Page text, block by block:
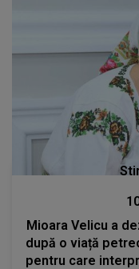
Mioara Velicu a
după o viață
pentru care